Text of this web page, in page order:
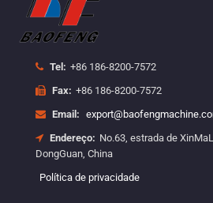
Tel: +86 186-8200-7572
Fax: +86 186-8200-7572
Email:
Endereço: No.63, estrada de
DongGuan, China
Política de privacidade